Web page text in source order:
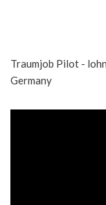
Traumjob Pilot -
Germany